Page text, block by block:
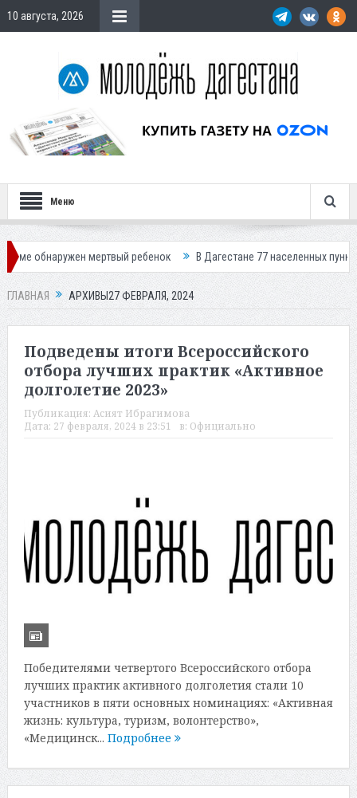
10 августа, 2026
Меню
ребенок В Дагестане 77 населенных пунктов остались без
ГЛАВНАЯ АРХИВЫ27 ФЕВРАЛЯ, 2024
Подведены итоги Всероссийского
отбора лучших практик «Активное
долголетие 2023»
Публикация: Асият Ибрагимова
Дата: 27 февраля, 2024 в 23:51 в: Официально
Победителями четвертого Всероссийского отбора
лучших практик активного долголетия стали 10
участников в пяти основных номинациях: «Активная
жизнь: культура, туризм, волонтерство»,
«Медицинск... Подробнее